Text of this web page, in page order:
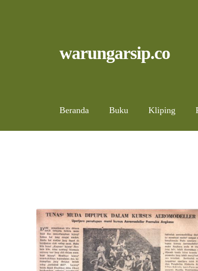
to
to
warungarsip.co
Beranda Buku Kliping